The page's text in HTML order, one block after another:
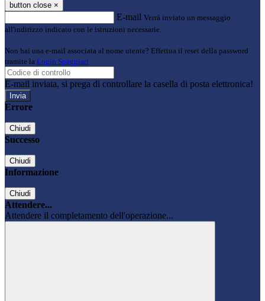
button close ×
E-mail Verrà inviato un messaggio
all'indirizzo indicato con le istruzioni necessarie.
Non hai una e-mail associata al nome utente? Effettua il reset della password
tramite la Login Spaggiari
E-mail inviata, si prega di controllare la casella di posta elettronica!
Errore
Chiudi
Successo
Chiudi
Informazione
Chiudi
Attendere...
Attendere il completamento dell'operazione...